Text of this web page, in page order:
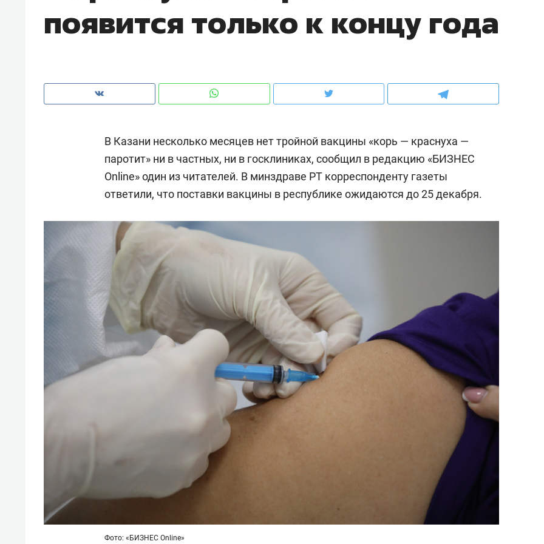
появится только к концу года
В Казани несколько месяцев нет тройной вакцины «корь — краснуха —
паротит» ни в частных, ни в госклиниках, сообщил в редакцию «БИЗНЕС
Online» один из читателей. В минздраве РТ корреспонденту газеты
ответили, что поставки вакцины в республике ожидаются до 25 декабря.
Фото: «БИЗНЕС Online»
чем интересен Оман?
клиентах и чудных запросах мастеров налогах и развитии без
Рекомендуем
Оставить шум за волной: как
строят тишину в казанском
Рекомендуем
Психотерапевт «Фороса»:
«Директорский невроз» –
когда человек не считает
свою сверхнагрузку
стрессом»
Рекомендуем